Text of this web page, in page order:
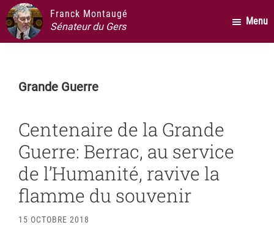
Passer
au
contenu
Passer
la
latérale
Passer
au
pied
page
Franck Montaugé
Sénateur du Gers
Menu
Grande Guerre
Centenaire de la Grande
Guerre: Berrac, au service
de l’Humanité, ravive la
flamme du souvenir
15 OCTOBRE 2018